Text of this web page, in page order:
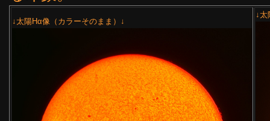
↓太陽Hα像（カラーそのまま）↓
↓